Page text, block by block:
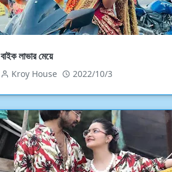
বাইক লাভার মেয়ে
Kroy House 2022/10/3